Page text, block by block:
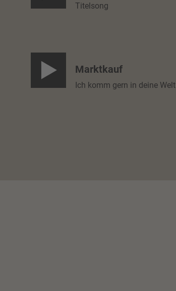
Titelsong
Marktkauf
Ich komm gern in deine Welt